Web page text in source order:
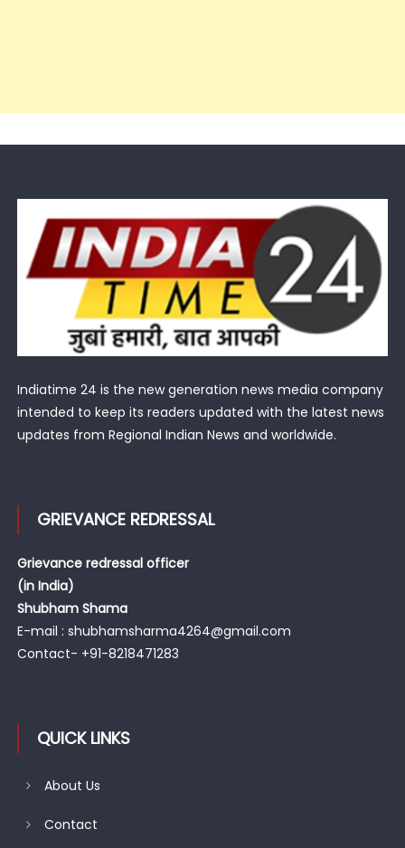
Indiatime 24 is the new generation news media company
intended to keep its readers updated with the latest news
updates from Regional Indian News and worldwide.
GRIEVANCE REDRESSAL
Grievance redressal officer
(in India)
Shubham Shama
E-mail : shubhamsharma4264@gmail.com
Contact- +91-8218471283
QUICK LINKS
About Us
Contact